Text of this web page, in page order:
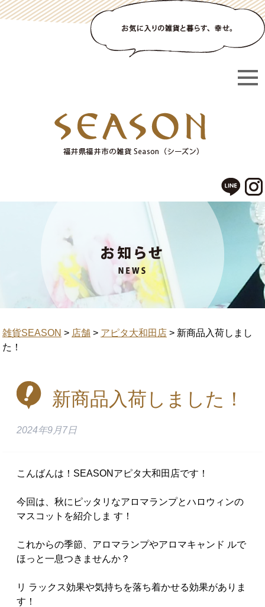
雑貨SEASON > 店舗 > アピタ大和田店 > 新商品入荷しまし
た！
新商品入荷しました！
2024年9月7日
こんばんは！SEASONアピタ大和田店です！
今回は、秋にピッタリなアロマランプとハロウィンの
マスコットを紹介しま す！
これからの季節、アロマランプやアロマキャンド ルで
ほっと一息つきませんか？
リ ラックス効果や気持ちを落ち着かせる効果がありま
す！